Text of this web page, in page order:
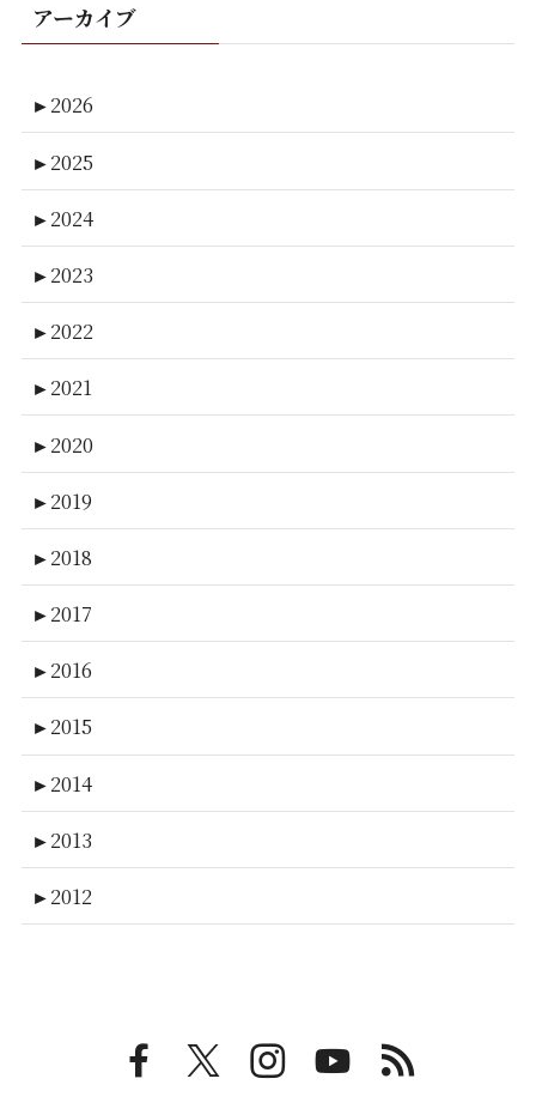
アーカイブ
►2026
►2025
►2024
►2023
►2022
►2021
►2020
►2019
►2018
►2017
►2016
►2015
►2014
►2013
►2012